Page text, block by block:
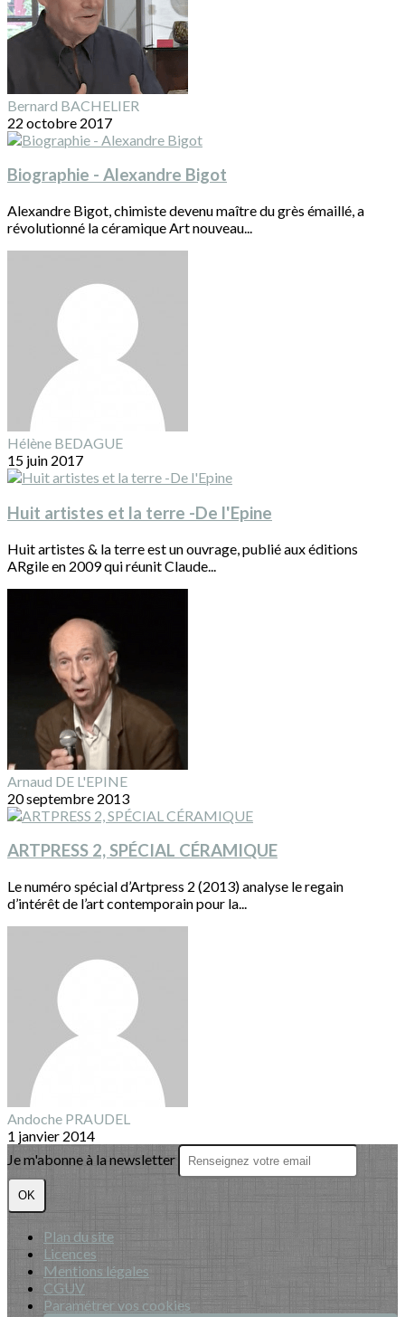
Bernard BACHELIER
22 octobre 2017
Biographie - Alexandre Bigot
Alexandre Bigot, chimiste devenu maître du grès émaillé, a
révolutionné la céramique Art nouveau...
Hélène BEDAGUE
15 juin 2017
Huit artistes et la terre -De l'Epine
Huit artistes & la terre est un ouvrage, publié aux éditions
ARgile en 2009 qui réunit Claude...
Arnaud DE L'EPINE
20 septembre 2013
ARTPRESS 2, SPÉCIAL CÉRAMIQUE
Le numéro spécial d’Artpress 2 (2013) analyse le regain
d’intérêt de l’art contemporain pour la...
Andoche PRAUDEL
1 janvier 2014
Je m'abonne à la newsletter
OK
Plan du site
Licences
Mentions légales
CGUV
Paramétrer vos cookies